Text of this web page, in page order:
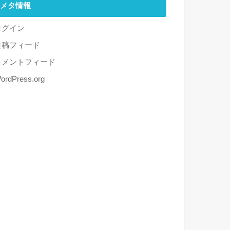
メタ情報
グイン
稿フィード
メントフィード